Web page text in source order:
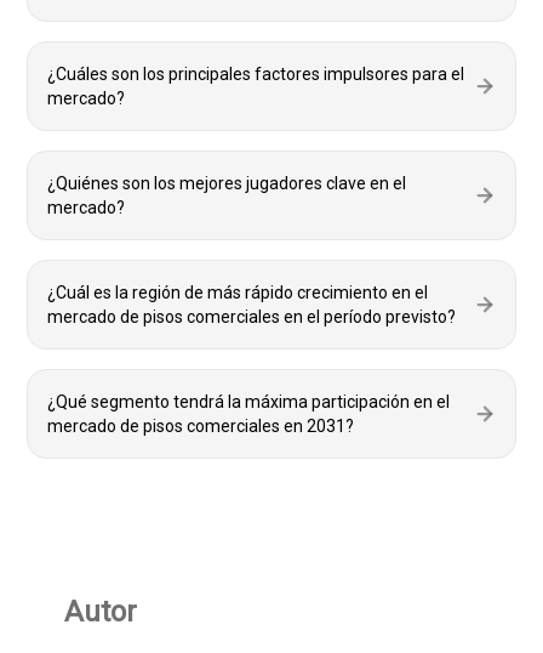
¿Cuáles son los principales factores impulsores para el
mercado?
¿Quiénes son los mejores jugadores clave en el
mercado?
¿Cuál es la región de más rápido crecimiento en el
mercado de pisos comerciales en el período previsto?
¿Qué segmento tendrá la máxima participación en el
mercado de pisos comerciales en 2031?
Autor